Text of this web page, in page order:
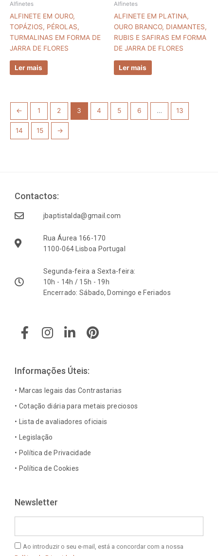
Alfinetes
ALFINETE EM OURO,
TOPÁZIOS, PÉROLAS,
TURMALINAS EM FORMA DE
JARRA DE FLORES
Ler mais
Alfinetes
ALFINETE EM PLATINA,
OURO BRANCO, DIAMANTES,
RUBIS E SAFIRAS EM FORMA
DE JARRA DE FLORES
Ler mais
← 1 2 3 4 5 6 … 13
14 15 →
Contactos:
jbaptistalda@gmail.com
Rua Áurea 166-170
1100-064 Lisboa Portugal
Segunda-feira a Sexta-feira:
10h - 14h / 15h - 19h
Encerrado: Sábado, Domingo e Feriados
a
c
b
o
o
k
f
n
s
a
g
r
a
i
n
e
d
i
n
i
i
n
e
s
Informações Úteis:
• Marcas legais das Contrastarias
• Cotação diária para metais preciosos
• Lista de avaliadores oficiais
• Legislação
• Política de Privacidade
• Política de Cookies
Newsletter
Política
Ao introduzir o seu e-mail, está a concordar com a nossa